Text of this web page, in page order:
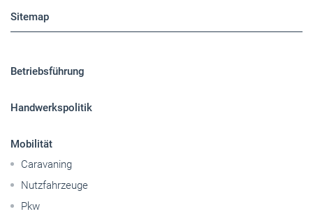
Sitemap
Betriebsführung
Handwerkspolitik
Mobilität
Caravaning
Nutzfahrzeuge
Pkw